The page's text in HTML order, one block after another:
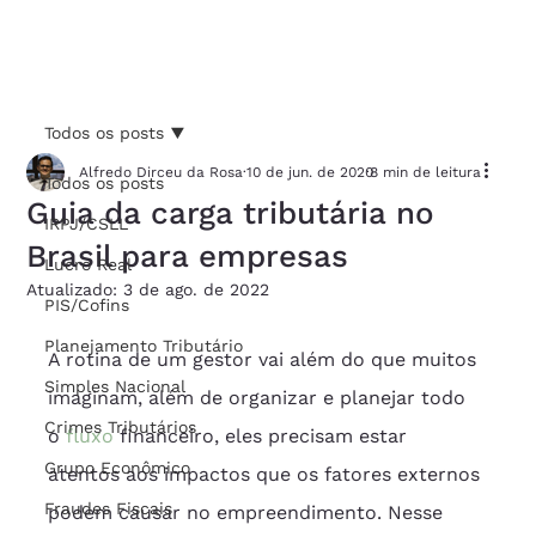
Todos os posts
IRPJ/CSLL
Lucro Real
PIS/Cofins
Planejamento Tributário
Simples Nacional
Crimes Tributários
Grupo Econômico
Fraudes Fiscais
Todos os posts
Guia da carga tributária no
Brasil para empresas
Alfredo Dirceu da Rosa 10 de jun. de 20208 min de leitura
Atualizado:3 de ago. de 2022
A rotina de um gestor vai além do que muitos
imaginam, além de organizar e planejar todo
o fluxo financeiro, eles precisam estar
atentos aos impactos que os fatores externos
podem causar no empreendimento. Nesse